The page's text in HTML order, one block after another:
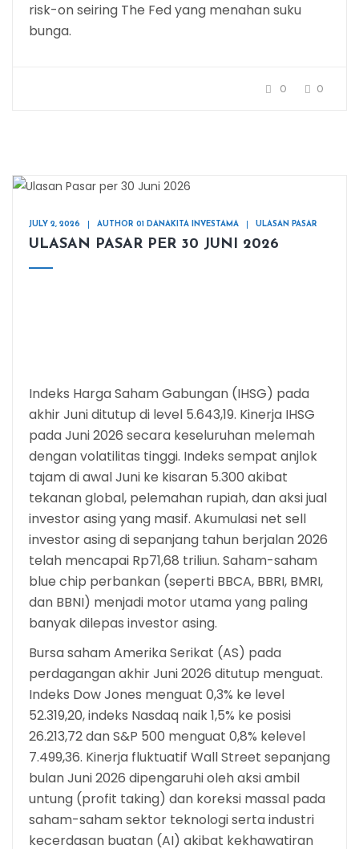
risk-on seiring The Fed yang menahan suku
bunga.
0 0
JULY 2, 2026 AUTHOR 01 DANAKITA INVESTAMA ULASAN PASAR
ULASAN PASAR PER 30 JUNI 2026
Indeks Harga Saham Gabungan (IHSG) pada
akhir Juni ditutup di level 5.643,19. Kinerja IHSG
pada Juni 2026 secara keseluruhan melemah
dengan volatilitas tinggi. Indeks sempat anjlok
tajam di awal Juni ke kisaran 5.300 akibat
tekanan global, pelemahan rupiah, dan aksi jual
investor asing yang masif. Akumulasi net sell
investor asing di sepanjang tahun berjalan 2026
telah mencapai Rp71,68 triliun. Saham-saham
blue chip perbankan (seperti BBCA, BBRI, BMRI,
dan BBNI) menjadi motor utama yang paling
banyak dilepas investor asing.
Bursa saham Amerika Serikat (AS) pada
perdagangan akhir Juni 2026 ditutup menguat.
Indeks Dow Jones menguat 0,3% ke level
52.319,20, indeks Nasdaq naik 1,5% ke posisi
26.213,72 dan S&P 500 menguat 0,8% kelevel
7.499,36. Kinerja fluktuatif Wall Street sepanjang
bulan Juni 2026 dipengaruhi oleh aksi ambil
untung (profit taking) dan koreksi massal pada
saham-saham sektor teknologi serta industri
kecerdasan buatan (AI) akibat kekhawatiran